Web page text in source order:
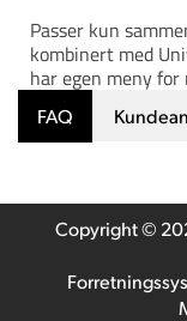
Passer kun
kombinert med
har egen meny
FAQ
Copyright ©